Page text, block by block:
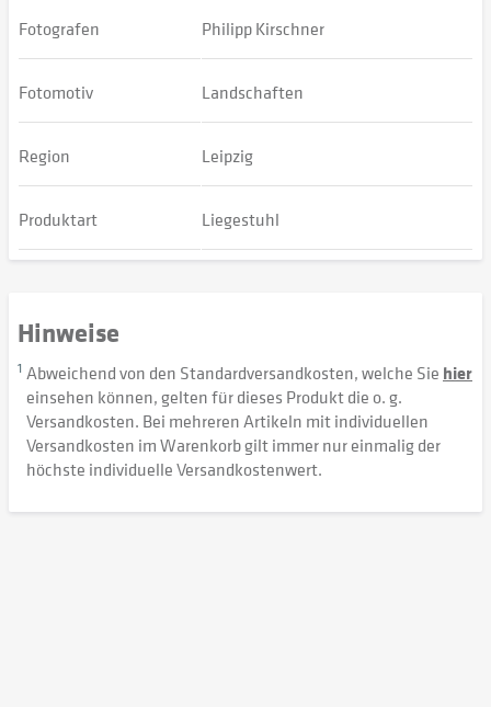
Fotografen Philipp Kirschner
Fotomotiv Landschaften
Region Leipzig
Produktart Liegestuhl
Hinweise
1 Abweichend von den Standardversandkosten, welche Sie hier
einsehen können, gelten für dieses Produkt die o. g.
Versandkosten. Bei mehreren Artikeln mit individuellen
Versandkosten im Warenkorb gilt immer nur einmalig der
höchste individuelle Versandkostenwert.